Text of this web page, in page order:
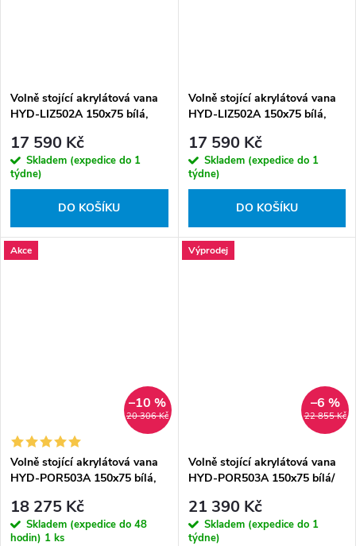
Volně stojící akrylátová vana
HYD-LIZ502A 150x75 bílá,
17 590 Kč
Skladem (expedice do 1
týdne)
DO KOŠÍKU
Volně stojící akrylátová vana
HYD-LIZ502A 150x75 bílá,
kartáčovaný
17 590 Kč
Skladem (expedice do 1
týdne)
DO KOŠÍKU
Akce
20 306 Kč
–10 %
Volně stojící akrylátová vana
HYD-POR503A 150x75 bílá,
18 275 Kč
Skladem (expedice do 48
hodin) 1 ks
Výprodej
22 855 Kč
–6 %
Volně stojící akrylátová vana
HYD-POR503A 150x75 bílá/
chrom
21 390 Kč
Skladem (expedice do 1
týdne)